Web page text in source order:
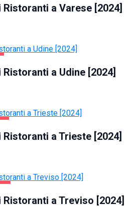
a Varese [2024]
a Udine [2024]
a Trieste [2024]
a Treviso [2024]